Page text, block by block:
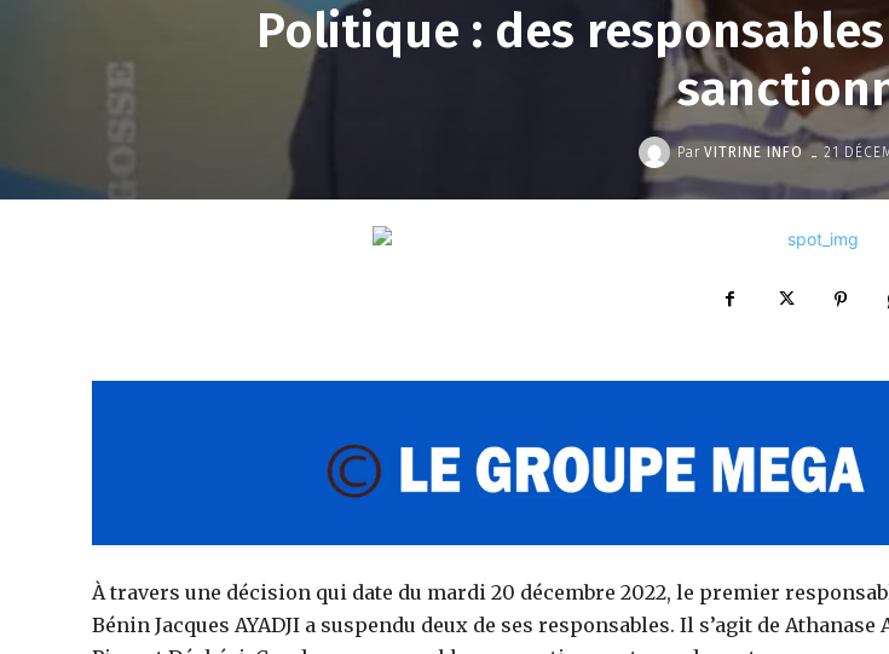
Politique : des
Par VITRINE INFO - 21
À travers une décision qui date du mardi 20 décembre 2022, le premier
Bénin Jacques AYADJI a suspendu deux de ses responsables. Il s’agit de Athanase